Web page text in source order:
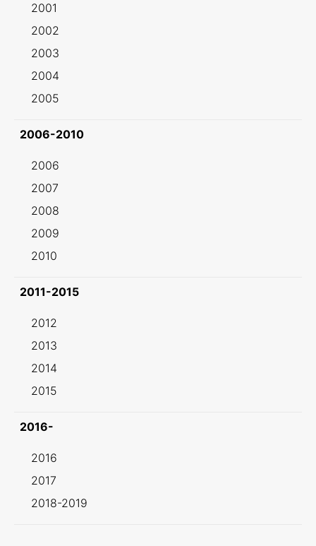
2001
2002
2003
2004
2005
2006-2010
2006
2007
2008
2009
2010
2011-2015
2012
2013
2014
2015
2016-
2016
2017
2018-2019